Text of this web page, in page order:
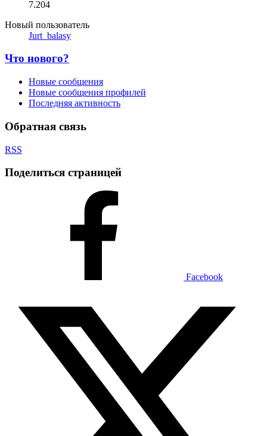
7.204
Новый пользователь
Jurt_balasy
Что нового?
Новые сообщения
Новые сообщения профилей
Последняя активность
Обратная связь
RSS
Поделиться страницей
Facebook